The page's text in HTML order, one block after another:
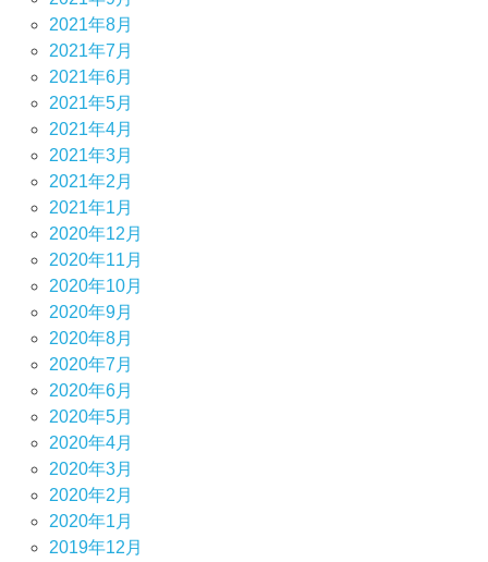
2021年8月
2021年7月
2021年6月
2021年5月
2021年4月
2021年3月
2021年2月
2021年1月
2020年12月
2020年11月
2020年10月
2020年9月
2020年8月
2020年7月
2020年6月
2020年5月
2020年4月
2020年3月
2020年2月
2020年1月
2019年12月